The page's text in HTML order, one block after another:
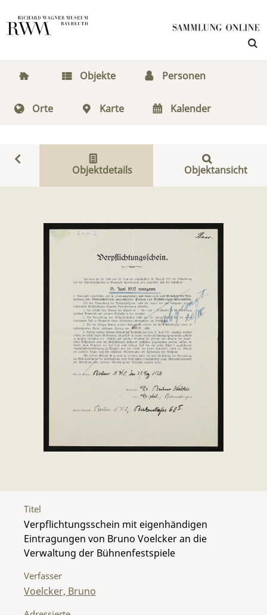
Objekte Personen
Orte Karte Kalender
Objektdetails Objektansicht
Titel
Verpflichtungsschein mit eigenhändigen
Eintragungen von Bruno Voelcker an die
Verwaltung der Bühnenfestspiele
Verfasser
Voelcker, Bruno